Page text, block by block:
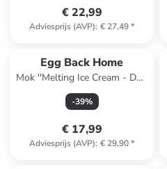
€ 22,99
Adviesprijs (AVP): € 27,49*
Egg Back Home
Mok ''Melting Ice Cream - Dog
Dad'' beige - 360 ml
-39%
€ 17,99
Adviesprijs (AVP): € 29,90*